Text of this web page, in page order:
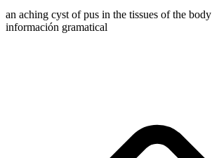
an aching cyst of pus in the tissues of the body
información gramatical